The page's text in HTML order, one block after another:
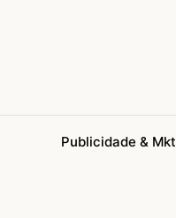
Publicidade & Mkt